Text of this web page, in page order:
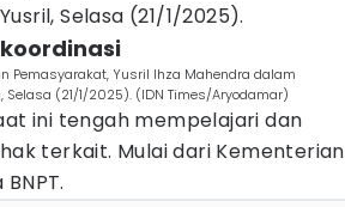
Selasa (21/1/2025).
Pemasyarakat, Yusril Ihza Mahendra dalam
(21/1/2025). (IDN Times/Aryodamar)
ini tengah mempelajari dan
terkait. Mulai dari Kementerian